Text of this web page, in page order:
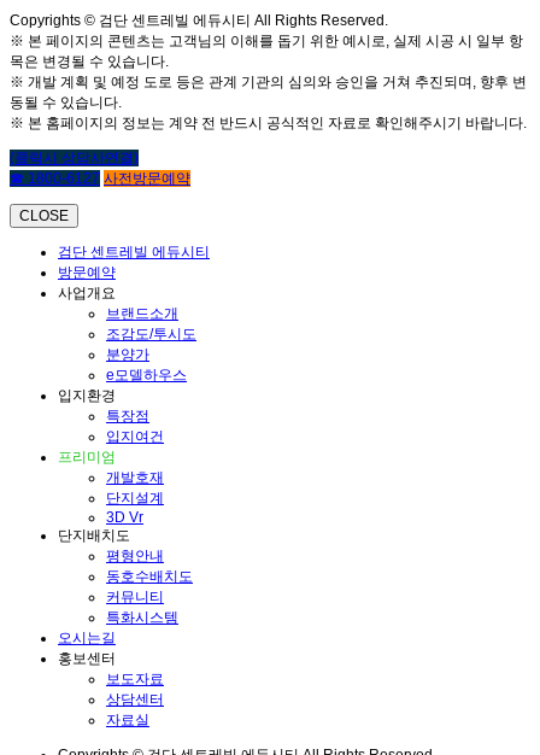
Copyrights © 검단 센트레빌 에듀시티 All Rights Reserved.
※ 본 페이지의 콘텐츠는 고객님의 이해를 돕기 위한 예시로, 실제 시공 시 일부 항
목은 변경될 수 있습니다.
※ 개발 계획 및 예정 도로 등은 관계 기관의 심의와 승인을 거쳐 추진되며, 향후 변
동될 수 있습니다.
※ 본 홈페이지의 정보는 계약 전 반드시 공식적인 자료로 확인해주시기 바랍니다.
(클릭시 상담사연결)
☎ 1800-6127 사전방문예약
CLOSE
검단 센트레빌 에듀시티
방문예약
사업개요
브랜드소개
조감도/투시도
분양가
e모델하우스
입지환경
특장점
입지여건
프리미엄
개발호재
단지설계
3D Vr
단지배치도
평형안내
동호수배치도
커뮤니티
특화시스템
오시는길
홍보센터
보도자료
상담센터
자료실